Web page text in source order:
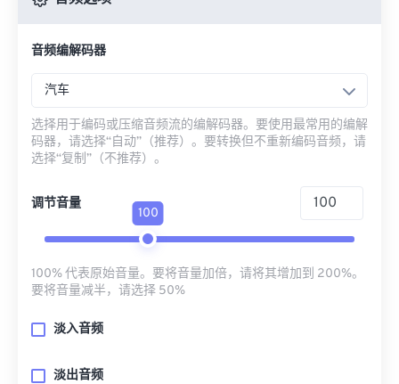
音频编解码器
汽车
选择用于编码或压缩音频流的编解码器。要使用最常用的编解
码器，请选择“自动”（推荐）。要转换但不重新编码音频，请
选择“复制”（不推荐）。
调节音量
100
100% 代表原始音量。要将音量加倍，请将其增加到 200%。
要将音量减半，请选择 50%
淡入音频
淡出音频